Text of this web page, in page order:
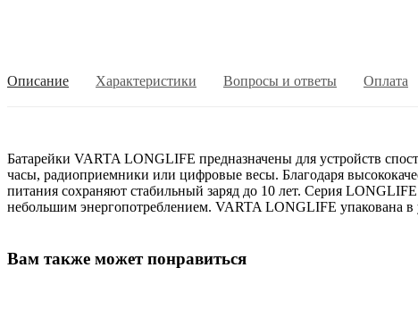
Описание Характеристики Вопросы и ответы Оплата
Батарейки VARTA LONGLIFE предназначены для устройств
часы, радиоприемники или цифровые весы. Благодаря
питания сохраняют стабильный заряд до 10 лет. Серия
небольшим энергопотреблением. VARTA LONGLIFE
Вам также может понравиться